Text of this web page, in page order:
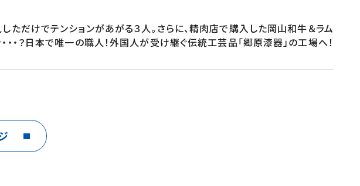
だけでテンションがあがる３人。さらに、精肉店で購入した岡山和牛＆ラム
・？日本で唯一の職人！外国人が受け継ぐ伝統工芸品「郷原漆器」の工場へ！